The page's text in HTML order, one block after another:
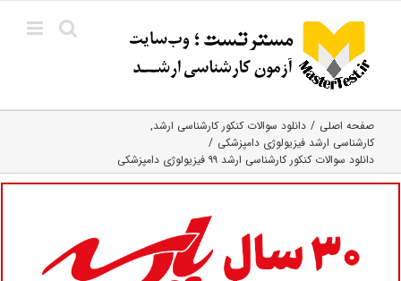
content
صفحه اصلی
دانلود سوالات کنکور کارشناسی ارشد
کارشناسی ارشد فیزیولوژی دامپزشکی
دانلود سوالات کنکور کارشناسی ارشد ۹۹ فیزیولوژی دامپزشکی